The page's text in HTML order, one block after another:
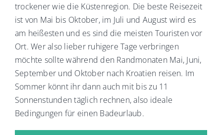
trockener wie die Küstenregion. Die beste Reisezeit
ist von Mai bis Oktober, im Juli und August wird es
am heißesten und es sind die meisten Touristen vor
Ort. Wer also lieber ruhigere Tage verbringen
möchte sollte während den Randmonaten Mai, Juni,
September und Oktober nach Kroatien reisen. Im
Sommer könnt ihr dann auch mit bis zu 11
Sonnenstunden täglich rechnen, also ideale
Bedingungen für einen Badeurlaub.